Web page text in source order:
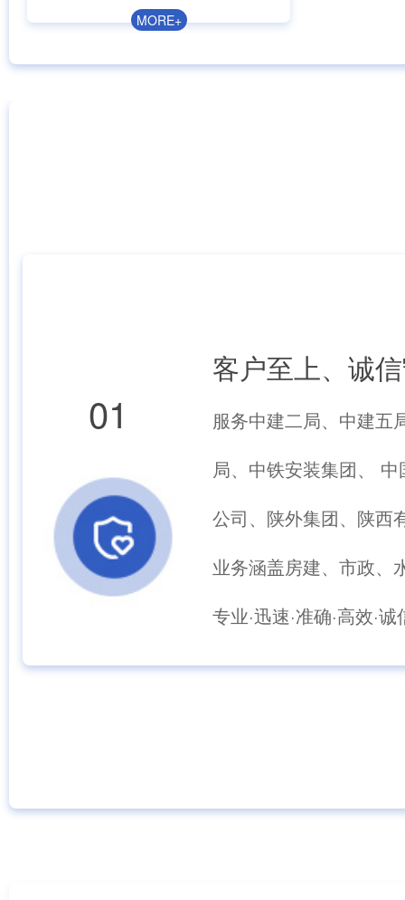
MORE+
特变电工西安科技产业园三期暨5G数字化工厂及科创研发大楼建设项目三号厂房A、东门卫
MORE+
01
客户至上、诚
服务中建二局、中建五
局、中铁安装集团、
公司、陕外集团、陕西
业务涵盖房建、市政、
专业·迅速·准确·高效·诚